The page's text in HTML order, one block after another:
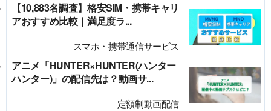
【10,883名調査】格安SIM・携帯キャリ
アおすすめ比較｜満足度ラ...
スマホ・携帯通信サービス
アニメ「HUNTER×HUNTER(ハンター
ハンター)」の配信先は？動画サ...
定額制動画配信